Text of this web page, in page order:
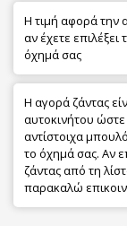
Η τιμή αφορά την
αν έχετε
όχημά σας
Η αγορά ζάντας
αυτοκινήτου ώστε
αντίστοιχα
το όχημά σας. Αν
ζάντας από τη
παρακαλώ